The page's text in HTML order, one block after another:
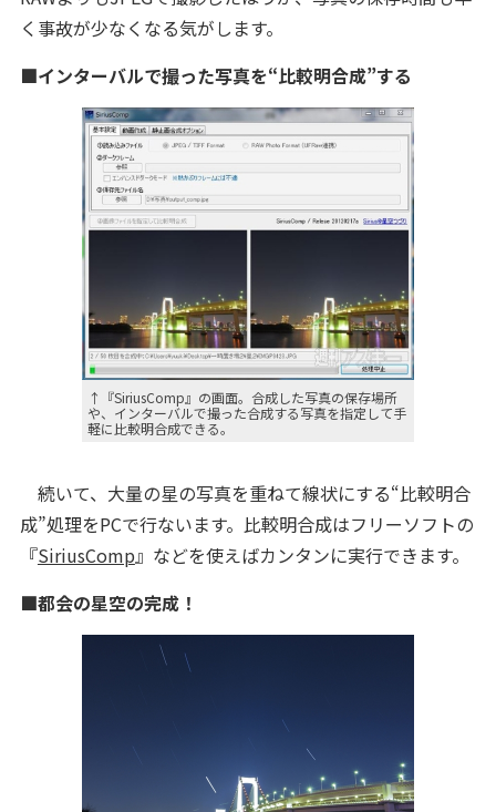
く事故が少なくなる気がします。
■インターバルで撮った写真を“比較明合成”する
↑『SiriusComp』の画面。合成した写真の保存場所
や、インターバルで撮った合成する写真を指定して手
軽に比較明合成できる。
続いて、大量の星の写真を重ねて線状にする“比較明合
成”処理をPCで行ないます。比較明合成はフリーソフトの
『SiriusComp』などを使えばカンタンに実行できます。
■都会の星空の完成！